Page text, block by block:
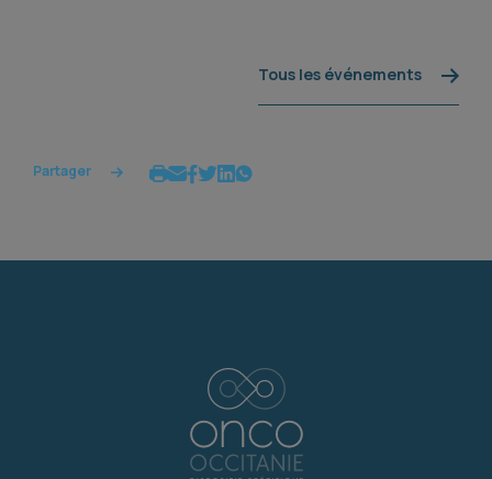
Tous les événements
Partager